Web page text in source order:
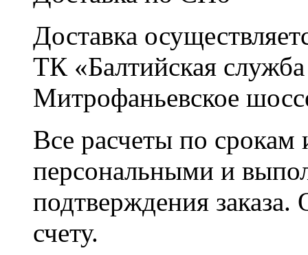
Доставка
ТК «Балтийская
Митрофаньевское
Все расчеты по срокам
персональными и
подтверждения заказа.
счету.